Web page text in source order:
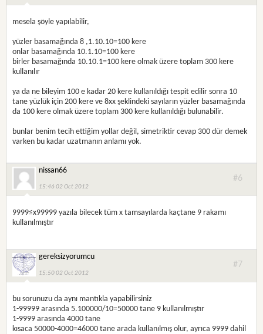
mesela şöyle yapılabilir,
yüzler basamağında 8 ,1.10.10=100 kere
onlar basamağında 10.1.10=100 kere
birler basamağında 10.10.1=100 kere olmak üzere toplam 300 kere
kullanılır
ya da ne bileyim 100 e kadar 20 kere kullanıldığı tespit edilir sonra 10
tane yüzlük için 200 kere ve 8xx şeklindeki sayıların yüzler basamağında
da 100 kere olmak üzere toplam 300 kere kullanıldığı bulunabilir.
bunlar benim tecih ettiğim yollar değil, simetriktir cevap 300 dür demek
varken bu kadar uzatmanın anlamı yok.
nissan66
15:46 02 Oct 2012
#6
9999≤x99999 yazıla bilecek tüm x tamsayılarda kaçtane 9 rakamı
kullanılmıştır
gereksizyorumcu
15:50 02 Oct 2012
#7
bu sorunuzu da aynı mantıkla yapabilirsiniz
1-99999 arasında 5.100000/10=50000 tane 9 kullanılmıştır
1-9999 arasında 4000 tane
kısaca 50000-4000=46000 tane arada kullanılmış olur, ayrıca 9999 dahil